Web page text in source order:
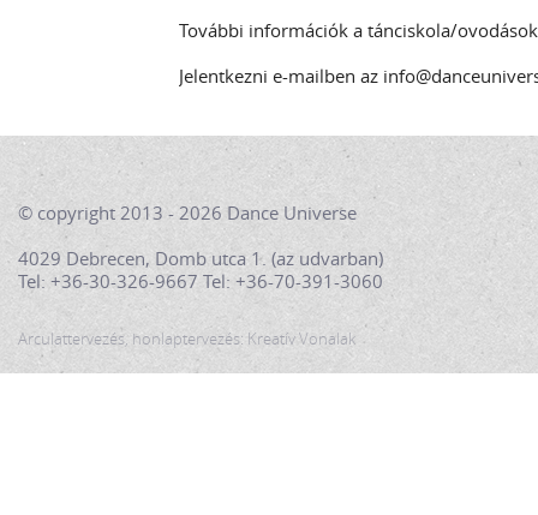
További információk a tánciskola/
Jelentkezni e-mailben az
© copyright 2013 - 2026 Dance Universe
4029 Debrecen, Domb utca 1. (az udvarban)
Tel: +36-30-326-9667 Tel: +36-70-391-3060
Arculattervezés, honlaptervezés: Kreatív Vonalak